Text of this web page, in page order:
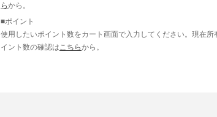
らから。
■ポイント
使用したいポイント数をカート画面で入力してください。現在所
イント数の確認は こちらから。